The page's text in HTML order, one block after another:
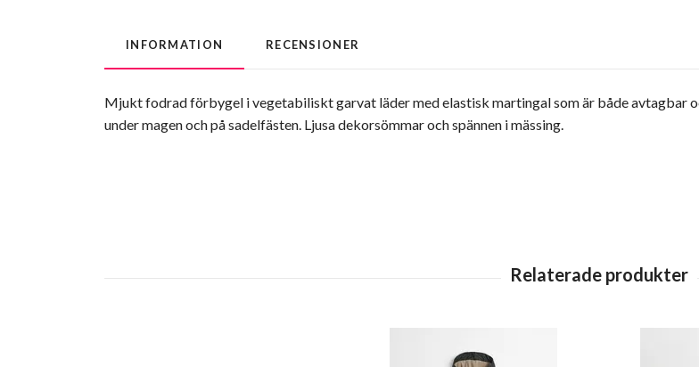
INFORMATION RECENSIONER
Mjukt fodrad förbygel i vegetabiliskt garvat läder med elastisk martingal som är både avtagbar
under magen och på sadelfästen. Ljusa dekorsömmar och spännen i mässing.